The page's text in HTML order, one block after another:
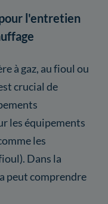
l'entretien
à gaz, au fioul ou
crucial de
les équipements
les
Dans la
peut comprendre